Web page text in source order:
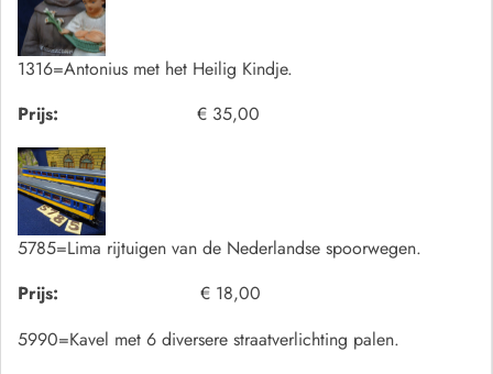
1316=Antonius met het Heilig Kindje.
Prijs:
€ 35,00
5785=Lima rijtuigen van de Nederlandse spoorwegen.
Prijs:
€ 18,00
5990=Kavel met 6 diversere straatverlichting palen.